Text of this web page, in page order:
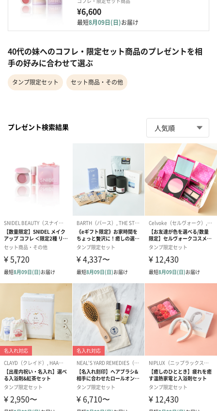
¥6,600
最短8月09日(日)お届け
40代の妹へのコフレ・限定セット商品のプレゼントを相
手の好みに合わせて選ぶ
タンプ限定セット セット商品・その他
プレゼント検索結果